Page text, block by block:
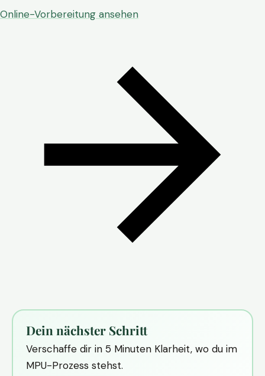
Online-Vorbereitung ansehen
Dein nächster Schritt
Verschaffe dir in 5 Minuten Klarheit, wo du im
MPU-Prozess stehst.